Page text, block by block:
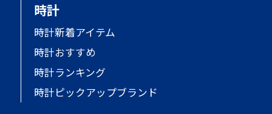
時計
時計新着アイテム
時計おすすめ
時計ランキング
時計ピックアップブランド